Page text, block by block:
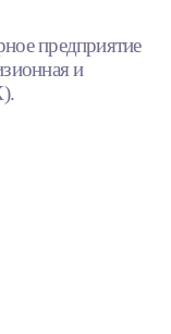
предприятие
и